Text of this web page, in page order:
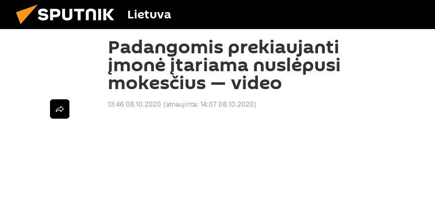
Lietuva
Padangomis prekiaujanti
įmonė įtariama nuslėpusi
mokesčius — video
13:46 08.10.2020 (atnaujinta: 14:07 08.10.2020)